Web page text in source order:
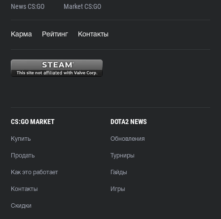
News CS:GO Market CS:GO
Карма Рейтинг Контакты
CS:GO MARKET
Купить
Продать
Как это работает
Контакты
Скидки
DOTA2 NEWS
Обновления
Турниры
Гайды
Игры